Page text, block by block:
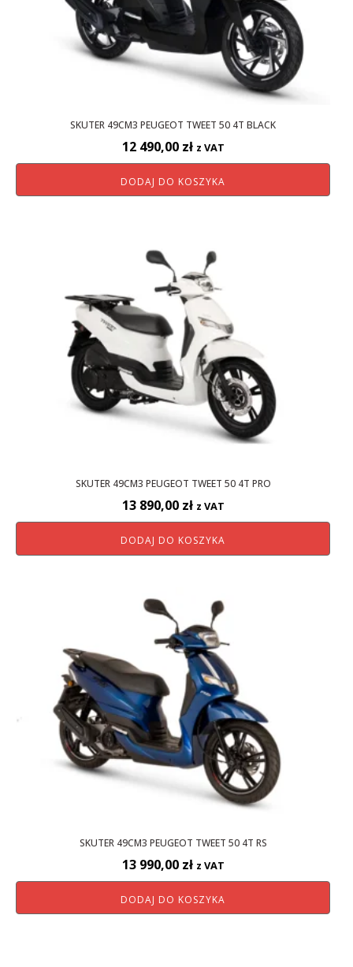
SKUTER 49CM3 PEUGEOT TWEET 50 4T BLACK
12 490,00 zł z VAT
DODAJ DO KOSZYKA
SKUTER 49CM3 PEUGEOT TWEET 50 4T PRO
13 890,00 zł z VAT
DODAJ DO KOSZYKA
SKUTER 49CM3 PEUGEOT TWEET 50 4T RS
13 990,00 zł z VAT
DODAJ DO KOSZYKA